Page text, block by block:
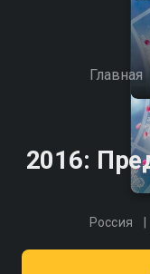
Главная
2016:
Россия